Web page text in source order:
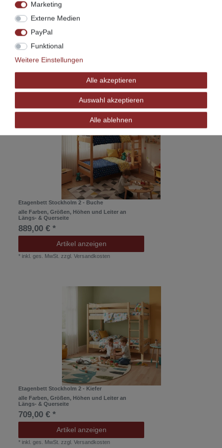
Etagenbett Stockholm 1 - Kiefer
Längs- & Querseite
609,00 € *
Artikel anzeigen
Etagenbett Stockholm 2 - Buche
alle Farben, Größen, Höhen und Leiter an
Längs- & Querseite
889,00 € *
Artikel anzeigen
* inkl. ges. MwSt. zzgl.Versandkosten
Etagenbett Stockholm 2 - Kiefer
alle Farben, Größen, Höhen und Leiter an
Längs- & Querseite
709,00 € *
Artikel anzeigen
* inkl. ges. MwSt. zzgl.Versandkosten
Marketing
Externe Medien
PayPal
Funktional
Weitere Einstellungen
Alle akzeptieren
Auswahl akzeptieren
Alle ablehnen